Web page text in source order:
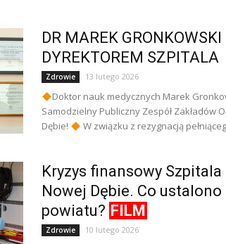
DR MAREK
DYREKTOREM SZPITALA
Zdrowie 13 lutego 2026
Doktor nauk medycznych Marek
Samodzielny Publiczny Zespół Zakładów
Dębie!
W związku z rezygnacją
Kryzys finansowy
Nowej Dębie. Co ustalono
powiatu? FILM
Zdrowie 10 lutego 2026